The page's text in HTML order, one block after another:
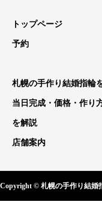
トップページ
予約
札幌の手作り結婚指輪
当日完成・価格・作り
を解説
店舗案内
Copyright © 札幌の手作り結婚